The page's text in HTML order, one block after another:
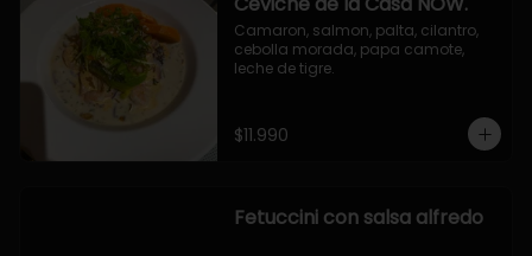
Camaron, salmon, palta, cilantro,
cebolla morada, papa camote,
leche de tigre.
$11.990
Fetuccini con salsa alfredo